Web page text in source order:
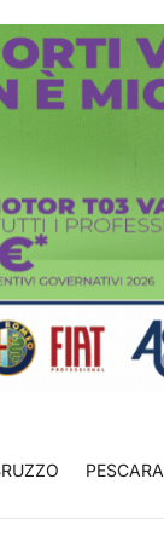
PESCARA